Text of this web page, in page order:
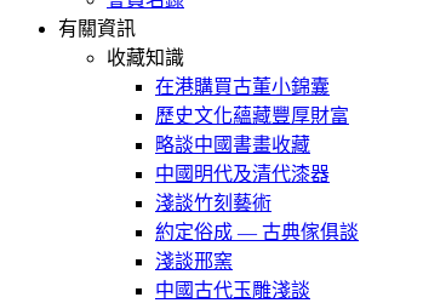
有關資訊
收藏知識
在港購買古董小錦囊
歷史文化蘊藏豐厚財富
略談中國書畫收藏
中國明代及清代漆器
淺談竹刻藝術
約定俗成 — 古典傢俱談
淺談邢窯
中國古代玉雕淺談